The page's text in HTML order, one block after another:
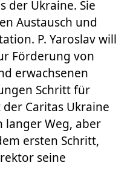
der Ukraine. Sie
Austausch und
P. Yaroslav will
Förderung von
erwachsenen
Schritt für
Caritas Ukraine
langer Weg, aber
ersten Schritt,
seine